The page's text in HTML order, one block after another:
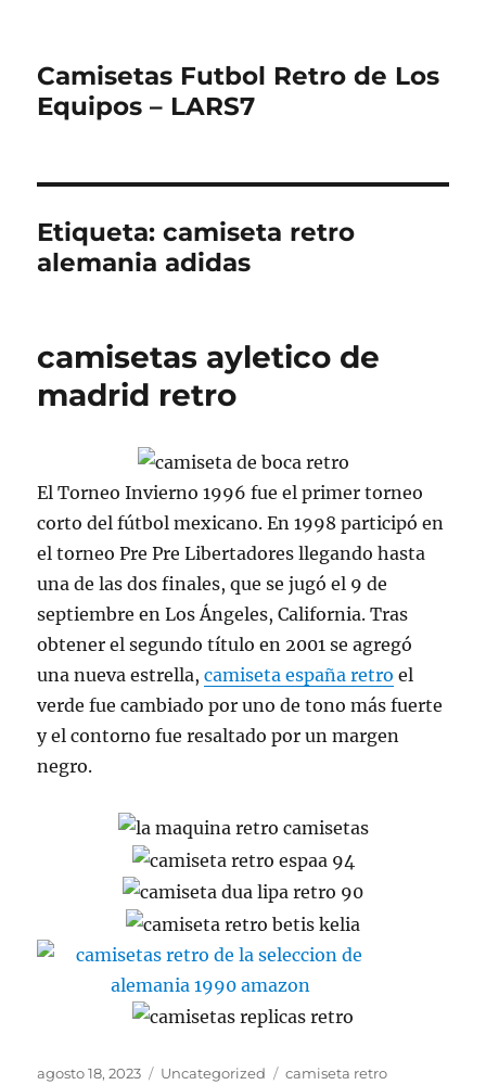
Camisetas Futbol Retro de Los
Equipos – LARS7
Etiqueta:camiseta retro
alemania adidas
camisetas ayletico de
madrid retro
El Torneo Invierno 1996 fue el primer torneo
corto del fútbol mexicano. En 1998 participó en
el torneo Pre Pre Libertadores llegando hasta
una de las dos finales, que se jugó el 9 de
septiembre en Los Ángeles, California. Tras
obtener el segundo título en 2001 se agregó
una nueva estrella,camiseta españa retro el
verde fue cambiado por uno de tono más fuerte
y el contorno fue resaltado por un margen
negro.
Publicado
agosto 18, 2023 Categorías
Uncategorized Etiquetas
camiseta retro